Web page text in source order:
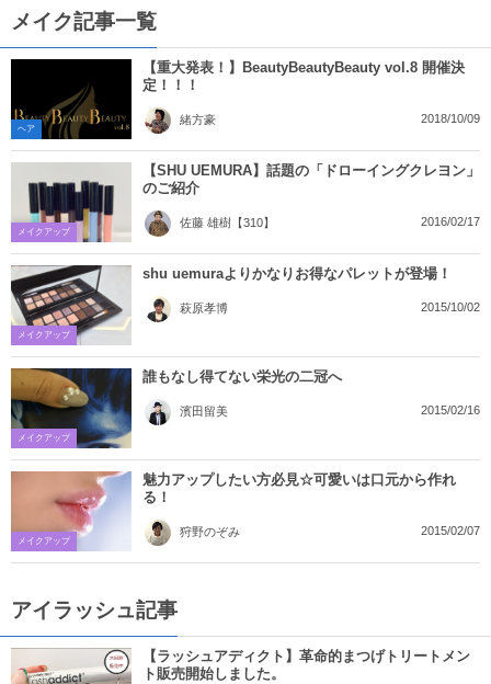
メイク記事一覧
ヘア
【重大発表！】BeautyBeautyBeauty vol.8 開催決
定！！！
緒方豪 2018/10/09
メイクアップ
【SHU UEMURA】話題の「ドローイングクレヨン」
のご紹介
佐藤 雄樹【310】 2016/02/17
メイクアップ
shu uemuraよりかなりお得なパレットが登場！
萩原孝博 2015/10/02
メイクアップ
誰もなし得てない栄光の二冠へ
濱田留美 2015/02/16
メイクアップ
魅力アップしたい方必見☆可愛いは口元から作れ
る！
狩野のぞみ 2015/02/07
アイラッシュ記事
【ラッシュアディクト】革命的まつげトリートメン
ト販売開始しました。